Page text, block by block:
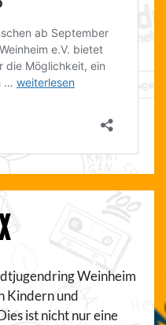
Weinheim
Kindern und
ist nicht nur eine